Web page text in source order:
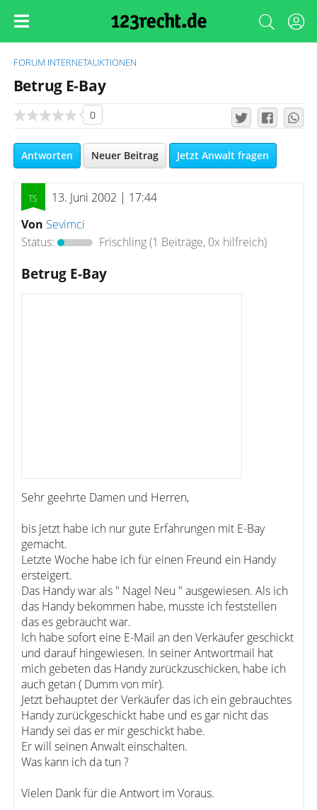
FORUM INTERNETAUKTIONEN
Betrug E-Bay
0
Antworten Neuer Beitrag Jetzt Anwalt fragen
13. Juni 2002 | 17:44
Von Sevimci
Status:
Frischling(1 Beiträge, 0x hilfreich)
Betrug E-Bay
Sehr geehrte Damen und Herren,
bis jetzt habe ich nur gute Erfahrungen mit E-Bay
gemacht.
Letzte Woche habe ich für einen Freund ein Handy
ersteigert.
Das Handy war als " Nagel Neu " ausgewiesen. Als ich
das Handy bekommen habe, musste ich feststellen
das es gebraucht war.
Ich habe sofort eine E-Mail an den Verkäufer geschickt
und darauf hingewiesen. In seiner Antwortmail hat
mich gebeten das Handy zurückzuschicken, habe ich
auch getan ( Dumm von mir).
Jetzt behauptet der Verkäufer das ich ein gebrauchtes
Handy zurückgeschickt habe und es gar nicht das
Handy sei das er mir geschickt habe.
Er will seinen Anwalt einschalten.
Was kann ich da tun ?
Vielen Dank für die Antwort im Voraus.